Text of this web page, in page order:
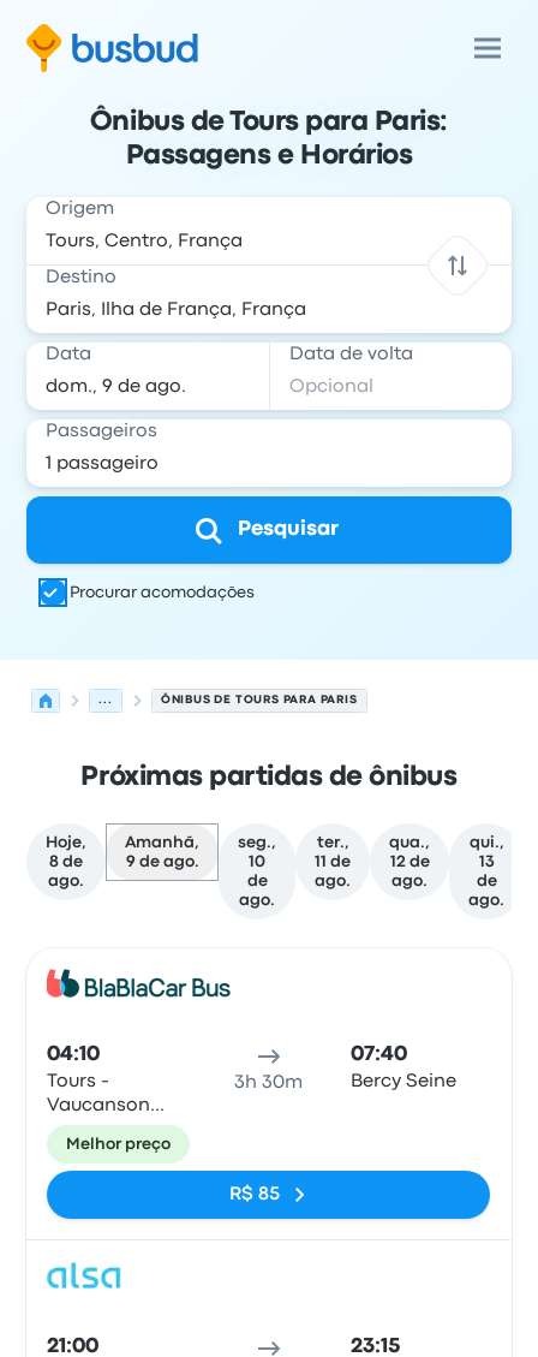
Ônibus de Tours para Paris:
Passagens e Horários
Origem
Destino
Data Data de volta
Passageiros
Pesquisar
Procurar acomodações
... ÔNIBUS DE TOURS PARA PARIS
Próximas partidas de ônibus
Hoje,
8 de
ago.
Amanhã,
9 de ago.
seg.,
10
de
ago.
ter.,
11 de
ago.
qua.,
12 de
ago.
qui.,
13
de
ago.
04:10
Tours -
Vaucanson
Bus Station
3h 30m
07:40
Bercy Seine
Melhor preço
R$ 85
21:00 23:15